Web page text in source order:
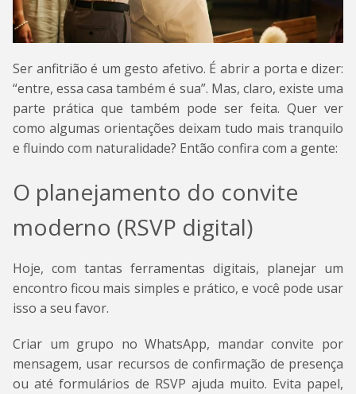
Ser anfitrião é um gesto afetivo. É abrir a porta e dizer:
“entre, essa casa também é sua”. Mas, claro, existe uma
parte prática que também pode ser feita. Quer ver
como algumas orientações deixam tudo mais tranquilo
e fluindo com naturalidade? Então confira com a gente:
O planejamento do convite
moderno (RSVP digital)
Hoje, com tantas ferramentas digitais, planejar um
encontro ficou mais simples e prático, e você pode usar
isso a seu favor.
Criar um grupo no WhatsApp, mandar convite por
mensagem, usar recursos de confirmação de presença
ou até formulários de RSVP ajuda muito. Evita papel,